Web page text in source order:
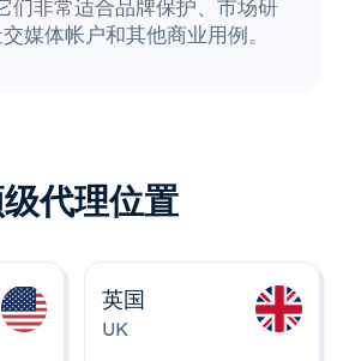
们非常适合品牌保护、市场研
媒体帐户和其他商业用例。
代理位置
英国
UK